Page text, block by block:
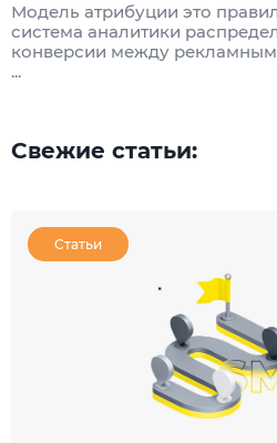
Модель атрибуции это
система аналитики
конверсии между
...
Свежие статьи:
Статьи